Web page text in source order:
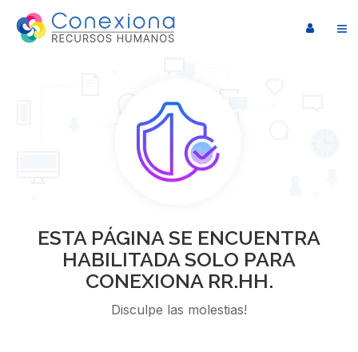
ESTA PÁGINA SE ENCUENTRA
HABILITADA SOLO PARA
CONEXIONA RR.HH.
Disculpe las molestias!